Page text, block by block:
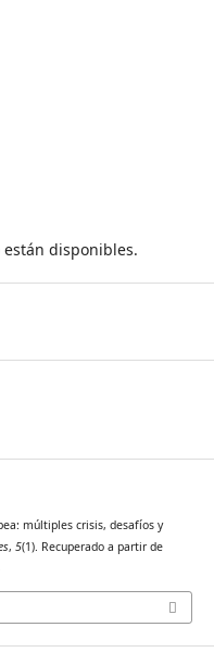
están disponibles.
múltiples crisis, desafíos y
, 5(1). Recuperado a partir de